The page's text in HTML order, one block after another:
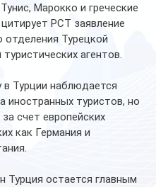
Марокко и греческие
РСТ заявление
отделения Турецкой
агентов.
в Турции наблюдается
иностранных туристов, но
счет европейских
как Германия и
Турция остается главным